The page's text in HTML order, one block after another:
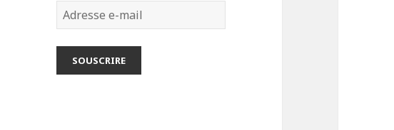
Adresse
e-
mail
SOUSCRIRE